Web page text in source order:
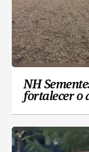
NH
fortalecer o